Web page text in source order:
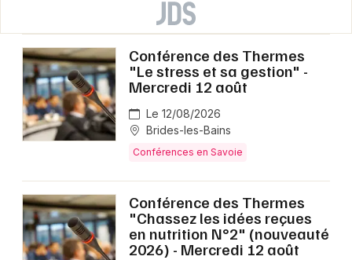
Conférence des Thermes
"Le stress et sa gestion" -
Mercredi 12 août
Le 12/08/2026
Brides-les-Bains
Conférences en Savoie
Conférence des Thermes
"Chassez les idées reçues
en nutrition N°2" (nouveauté
2026) - Mercredi 12 août